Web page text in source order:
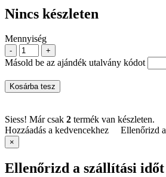
Nincs készleten
Mennyiség
- +
Másold be az ajándék utalvány kódot
Kosárba tesz
Siess! Már csak 2 termék van készleten.
Hozzáadás a kedvencekhez
Ellenőrizd
×
Ellenőrizd a szállítási időt